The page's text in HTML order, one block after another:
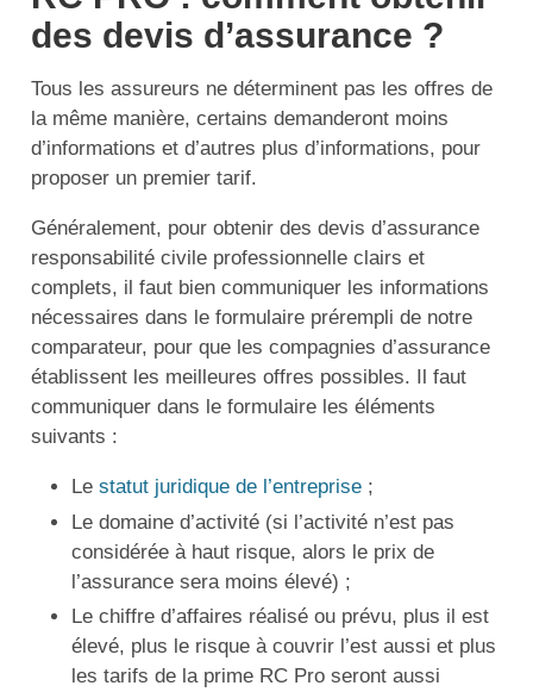
des devis d’assurance ?
Tous les assureurs ne déterminent pas les offres de
la même manière, certains demanderont moins
d’informations et d’autres plus d’informations, pour
proposer un premier tarif.
Généralement, pour obtenir des devis d’assurance
responsabilité civile professionnelle clairs et
complets, il faut bien communiquer les informations
nécessaires dans le formulaire prérempli de notre
comparateur, pour que les compagnies d’assurance
établissent les meilleures offres possibles. Il faut
communiquer dans le formulaire les éléments
suivants :
Le statut juridique de l’entreprise;
Le domaine d’activité (si l’activité n’est pas
considérée à haut risque, alors le prix de
l’assurance sera moins élevé) ;
Le chiffre d’affaires réalisé ou prévu, plus il est
élevé, plus le risque à couvrir l’est aussi et plus
les tarifs de la prime RC Pro seront aussi